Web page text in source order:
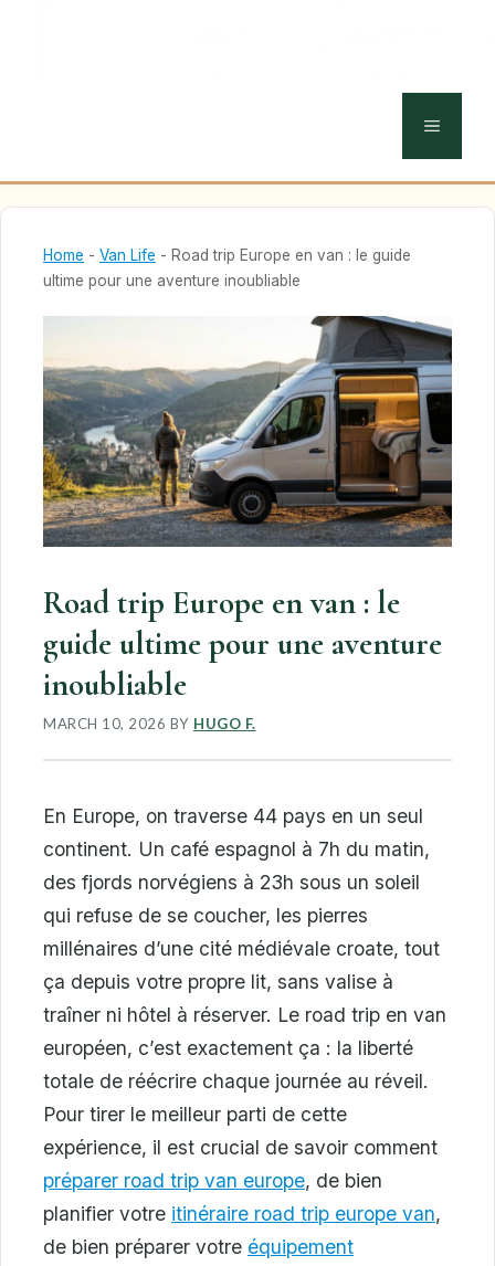
MENU
Home - Van Life - Road trip Europe en van : le guide
ultime pour une aventure inoubliable
Road trip Europe en van : le
guide ultime pour une aventure
inoubliable
MARCH 10, 2026 BY HUGO F.
En Europe, on traverse 44 pays en un seul
continent. Un café espagnol à 7h du matin,
des fjords norvégiens à 23h sous un soleil
qui refuse de se coucher, les pierres
millénaires d’une cité médiévale croate, tout
ça depuis votre propre lit, sans valise à
traîner ni hôtel à réserver. Le road trip en van
européen, c’est exactement ça : la liberté
totale de réécrire chaque journée au réveil.
Pour tirer le meilleur parti de cette
expérience, il est crucial de savoir comment
préparer road trip van europe, de bien
planifier votre itinéraire road trip europe van,
de bien préparer votre équipement